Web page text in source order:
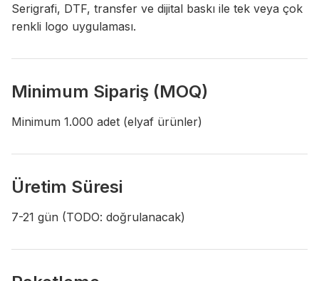
Serigrafi, DTF, transfer ve dijital baskı ile tek veya çok
renkli logo uygulaması.
Minimum Sipariş (MOQ)
Minimum 1.000 adet (elyaf ürünler)
Üretim Süresi
7-21 gün (TODO: doğrulanacak)